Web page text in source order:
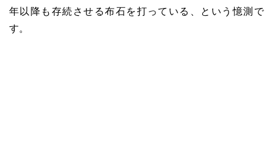
年以降も存続させる布石を打っている、という憶測で
す。